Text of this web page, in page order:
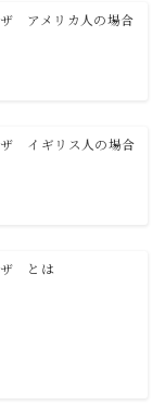
アメリカ人の場合
ザ イギリス人の場合
ザ とは